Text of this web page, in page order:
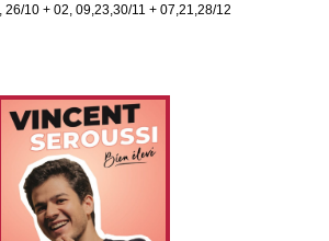
26/10 + 02, 09,23,30/11 + 07,21,28/12